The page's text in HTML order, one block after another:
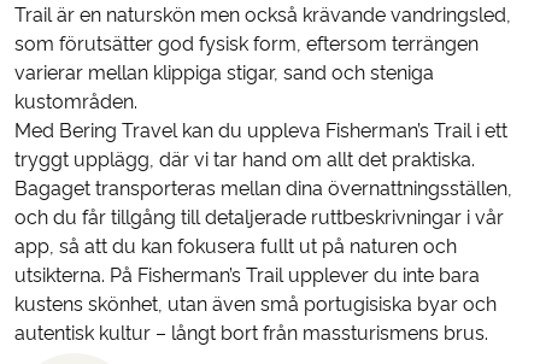
Trail är en naturskön men också krävande vandringsled,
som förutsätter god fysisk form, eftersom terrängen
varierar mellan klippiga stigar, sand och steniga
kustområden.
Med Bering Travel kan du uppleva Fisherman’s Trail i ett
tryggt upplägg, där vi tar hand om allt det praktiska.
Bagaget transporteras mellan dina övernattningsställen,
och du får tillgång till detaljerade ruttbeskrivningar i vår
app, så att du kan fokusera fullt ut på naturen och
utsikterna. På Fisherman’s Trail upplever du inte bara
kustens skönhet, utan även små portugisiska byar och
autentisk kultur – långt bort från massturismens brus.